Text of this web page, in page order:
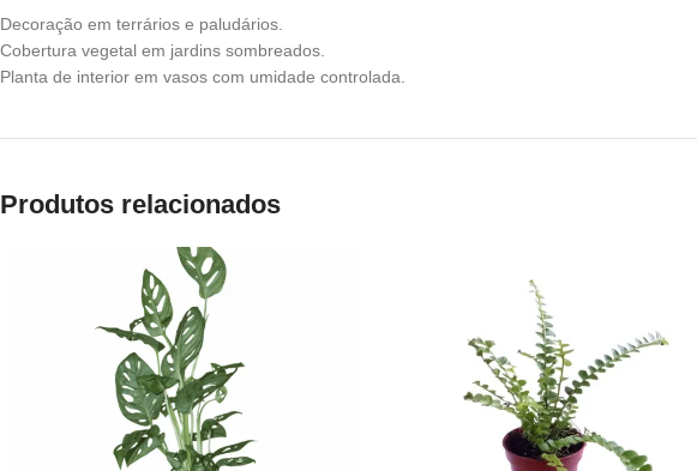
Decoração em terrários e paludários.
Cobertura vegetal em jardins sombreados.
Planta de interior em vasos com umidade controlada.
Produtos relacionados